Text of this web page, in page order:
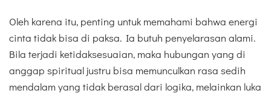
Oleh karena itu, penting untuk memahami bahwa energi
cinta tidak bisa di paksa. Ia butuh penyelarasan alami.
Bila terjadi ketidaksesuaian, maka hubungan yang di
anggap spiritual justru bisa memunculkan rasa sedih
mendalam yang tidak berasal dari logika, melainkan luka